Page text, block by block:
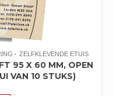
ZELFKLEVENDE ETUIS
95 X 60 MM, OPEN
VAN 10 STUKS)